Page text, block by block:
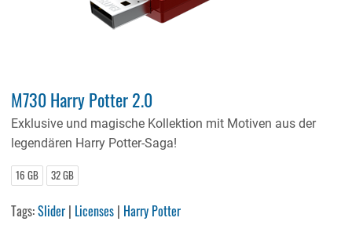
M730 Harry Potter 2.0
Exklusive und magische Kollektion mit Motiven aus der
legendären Harry Potter-Saga!
16 GB 32 GB
Tags:Slider | Licenses | Harry Potter